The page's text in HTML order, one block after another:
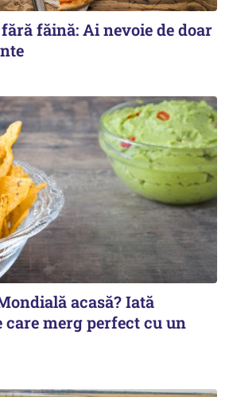
făină: Ai nevoie de doar
acasă? Iată
merg perfect cu un